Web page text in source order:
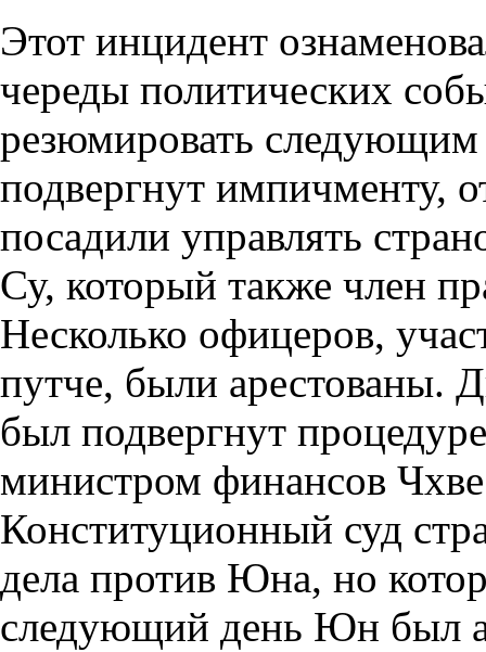
Этот инцидент
череды политических
резюмировать
подвергнут импичменту,
посадили управлять
Су, который также член
Несколько офицеров,
путче, были арестованы.
был подвергнут
министром финансов
Конституционный суд
дела против Юна, но
следующий день Юн был